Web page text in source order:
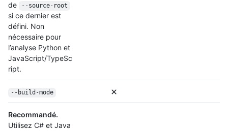
de
--source-root
si ce dernier est
défini. Non
nécessaire pour
l’analyse Python et
JavaScript/TypeSc
ript.
--build-mode
Recommandé.
Utilisez C# et Java